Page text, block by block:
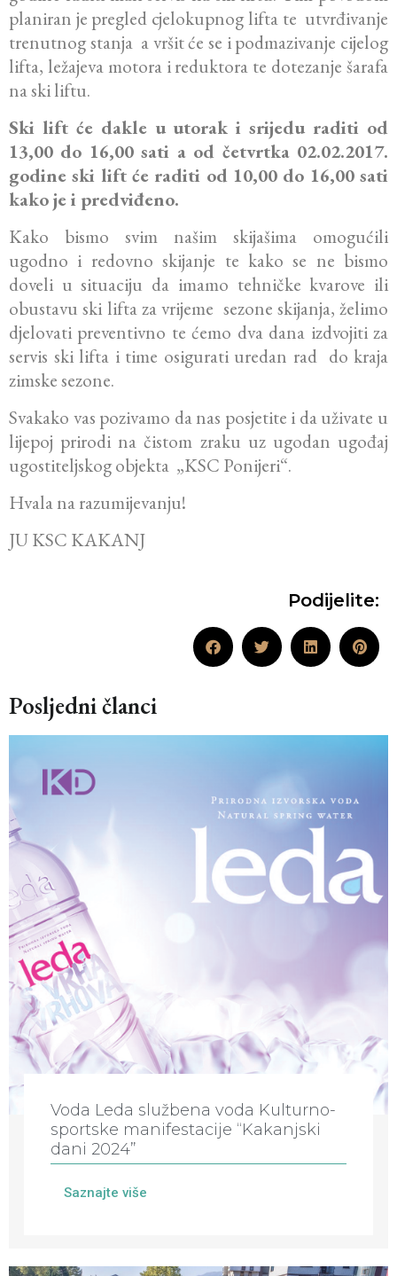
planiran je pregled cjelokupnog lifta te utvrđivanje
trenutnog stanja a vršit će se i podmazivanje cijelog
lifta, ležajeva motora i reduktora te dotezanje šarafa
na ski liftu.
Ski lift će dakle u utorak i srijedu raditi od
13,00 do 16,00 sati a od četvrtka 02.02.2017.
godine ski lift će raditi od 10,00 do 16,00 sati
kako je i predviđeno.
Kako bismo svim našim skijašima omogućili
ugodno i redovno skijanje te kako se ne bismo
doveli u situaciju da imamo tehničke kvarove ili
obustavu ski lifta za vrijeme sezone skijanja, želimo
djelovati preventivno te ćemo dva dana izdvojiti za
servis ski lifta i time osigurati uredan rad do kraja
zimske sezone.
Svakako vas pozivamo da nas posjetite i da uživate u
lijepoj prirodi na čistom zraku uz ugodan ugođaj
ugostiteljskog objekta „KSC Ponijeri“.
Hvala na razumijevanju!
JU KSC KAKANJ
Podijelite:
Posljedni članci
Voda Leda službena voda Kulturno-
sportske manifestacije “Kakanjski
dani 2024”
Saznajte više